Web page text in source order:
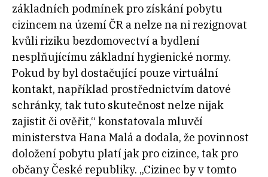
základních podmínek pro získání pobytu
cizincem na území ČR a nelze na ni rezignovat
kvůli riziku bezdomovectví a bydlení
nesplňujícímu základní hygienické normy.
Pokud by byl dostačující pouze virtuální
kontakt, například prostřednictvím datové
schránky, tak tuto skutečnost nelze nijak
zajistit či ověřit,“ konstatovala mluvčí
ministerstva Hana Malá a dodala, že povinnost
doložení pobytu platí jak pro cizince, tak pro
občany České republiky. „Cizinec by v tomto